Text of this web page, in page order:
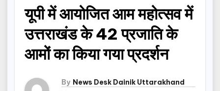
यूपी में आयोजित आम महोत्सव में
उत्तराखंड के 42 प्रजाति के
आमों का किया गया प्रदर्शन
By News Desk Dainik Uttarakhand